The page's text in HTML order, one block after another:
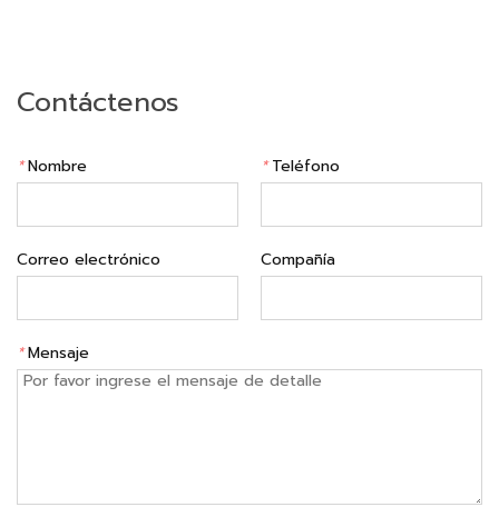
Contáctenos
*Nombre * Teléfono
Correo electrónico Compañía
*Mensaje